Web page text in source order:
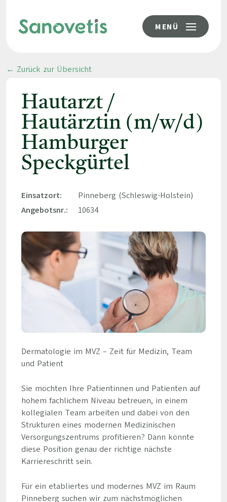
MENÜ
← Zurück zur Übersicht
Hautarzt /
Hautärztin (m/w/d)
Hamburger
Speckgürtel
Einsatzort:
Pinneberg (Schleswig-Holstein)
Angebotsnr.:
10634
Dermatologie im MVZ – Zeit für Medizin, Team
und Patient
Sie möchten Ihre Patientinnen und Patienten auf
hohem fachlichem Niveau betreuen, in einem
kollegialen Team arbeiten und dabei von den
Strukturen eines modernen Medizinischen
Versorgungszentrums profitieren? Dann könnte
diese Position genau der richtige nächste
Karriereschritt sein.
Für ein etabliertes und modernes MVZ im Raum
Pinneberg suchen wir zum nächstmöglichen